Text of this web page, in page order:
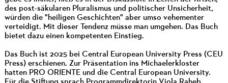
des post-säkularen Pluralismus und politischer Unsicherheit,
würden die "heiligen Geschichten" aber umso vehementer
verteidigt. Mit dieser Tendenz müsse man umgehen. Das Buch
bietet dazu einen kompetenten Einstieg.
Das Buch ist 2025 bei Central European University Press (CEU
Press) erschienen. Zur Präsentation ins Michaelerkloster
hatten PRO ORIENTE und die Central European University.